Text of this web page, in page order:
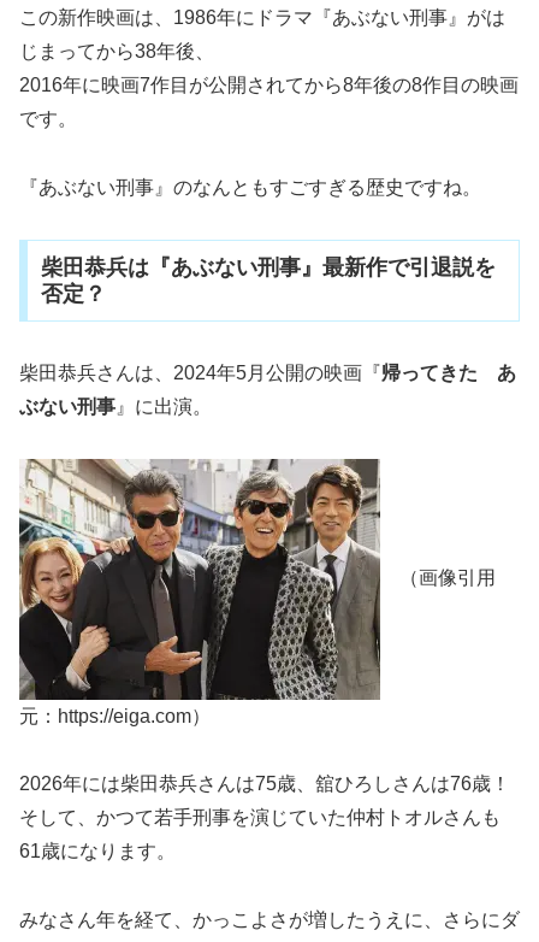
この新作映画は、1986年にドラマ『あぶない刑事』がは
じまってから38年後、
2016年に映画7作目が公開されてから8年後の8作目の映画
です。
『あぶない刑事』のなんともすごすぎる歴史ですね。
柴田恭兵は『あぶない刑事』最新作で引退説を
否定？
柴田恭兵さんは、2024年5月公開の映画『帰ってきた あ
ぶない刑事 』に出演。
（画像引用
元：https://eiga.com）
2026年には柴田恭兵さんは75歳、舘ひろしさんは76歳！
そして、かつて若手刑事を演じていた仲村トオルさんも
61歳になります。
みなさん年を経て、かっこよさが増したうえに、さらにダ